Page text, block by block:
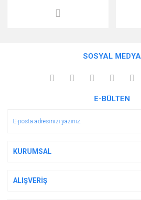
SOSYAL MEDYA
E-BÜLTEN
KURUMSAL
ALIŞVERİŞ